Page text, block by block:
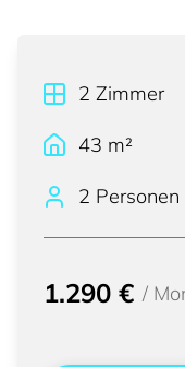
2 Zimmer
43 m²
2 Personen
1.290 € /